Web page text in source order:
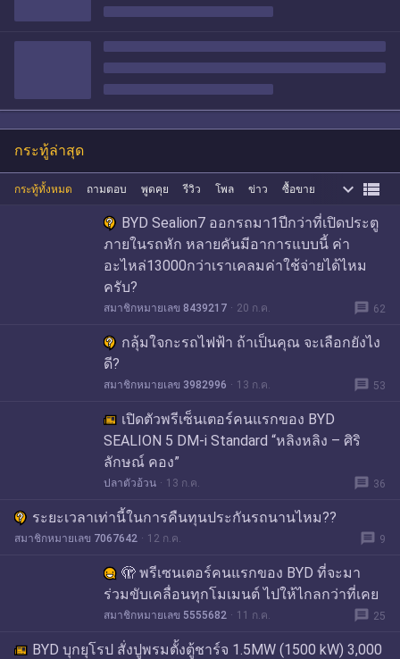
กระทู้ล่าสุด
กระทู้ทั้งหมด ถามตอบ พูดคุย รีวิว โพล ข่าว ซื้อขาย  
BYD Sealion7 ออกรถมา1ปีกว่าที่เปิดประตู
ภายในรถหัก หลายคันมีอาการแบบนี้ ค่า
อะไหล่13000กว่าเราเคลมค่าใช้จ่ายได้ไหม
ครับ?
สมาชิกหมายเลข 8439217 20 ก.ค. message 62
กลุ้มใจกะรถไฟฟ้า ถ้าเป็นคุณ จะเลือกยังไง
ดี?
สมาชิกหมายเลข 3982996 13 ก.ค. message 53
เปิดตัวพรีเซ็นเตอร์คนแรกของ BYD
SEALION 5 DM-i Standard “หลิงหลิง – ศิริ
ลักษณ์ คอง”
ปลาตัวอ้วน 13 ก.ค. message 36
ระยะเวลาเท่านี้ในการคืนทุนประกันรถนานไหม??
สมาชิกหมายเลข 7067642 12 ก.ค. message 9
🫣 พรีเซนเตอร์คนแรกของ BYD ที่จะมา
ร่วมขับเคลื่อนทุกโมเมนต์ ไปให้ไกลกว่าที่เคย
สมาชิกหมายเลข 5555682 11 ก.ค. message 25
BYD บุกยุโรป สั่งปูพรมตั้งตู้ชาร์จ 1.5MW (1500 kW) 3,000